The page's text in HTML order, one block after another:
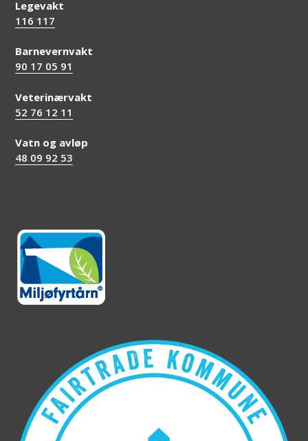
Legevakt
116 117
Barnevernvakt
90 17 05 91
Veterinærvakt
52 76 12 11
Vatn og avløp
48 09 92 53